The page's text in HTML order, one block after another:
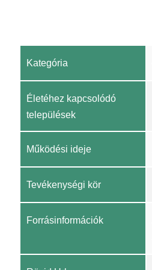
Kategória
Életéhez kapcsolódó
települések
Működési ideje
Tevékenységi kör
Forrásinformációk